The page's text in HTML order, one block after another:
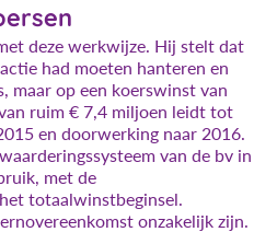
deze werkwijze. Hij stelt dat
had moeten hanteren en
maar op een koerswinst van
ruim € 7,4 miljoen leidt tot
en doorwerking naar 2016.
van de bv in
met de
totaalwinstbeginsel.
onzakelijk zijn.